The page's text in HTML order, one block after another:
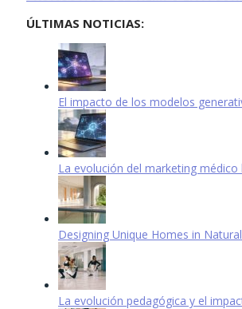
ÚLTIMAS NOTICIAS:
El impacto de los modelos
La evolución del marketing médico
Designing Unique Homes in
La evolución pedagógica y el